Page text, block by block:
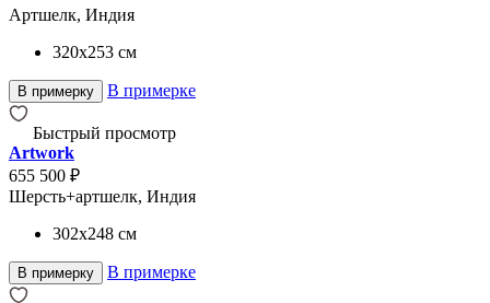
Артшелк, Индия
320x253 см
В примерку В примерке
Быстрый просмотр
Artwork
655 500 ₽
Шерсть+артшелк, Индия
302x248 см
В примерку В примерке